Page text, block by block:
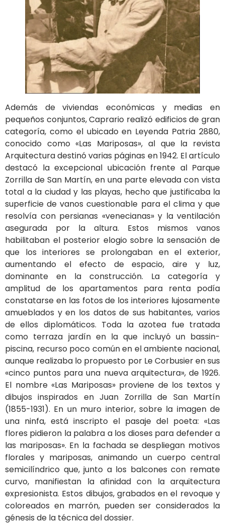
Además de viviendas económicas y medias en
pequeños conjuntos, Caprario realizó edificios de gran
categoría, como el ubicado en Leyenda Patria 2880,
conocido como «Las Mariposas», al que la revista
Arquitectura destinó varias páginas en 1942. El artículo
destacó la excepcional ubicación frente al Parque
Zorrilla de San Martín, en una parte elevada con vista
total a la ciudad y las playas, hecho que justificaba la
superficie de vanos cuestionable para el clima y que
resolvía con persianas «venecianas» y la ventilación
asegurada por la altura. Estos mismos vanos
habilitaban el posterior elogio sobre la sensación de
que los interiores se prolongaban en el exterior,
aumentando el efecto de espacio, aire y luz,
dominante en la construcción. La categoría y
amplitud de los apartamentos para renta podía
constatarse en las fotos de los interiores lujosamente
amueblados y en los datos de sus habitantes, varios
de ellos diplomáticos. Toda la azotea fue tratada
como terraza jardín en la que incluyó un bassin-
piscina, recurso poco común en el ambiente nacional,
aunque realizaba lo propuesto por Le Corbusier en sus
«cinco puntos para una nueva arquitectura», de 1926.
El nombre «Las Mariposas» proviene de los textos y
dibujos inspirados en Juan Zorrilla de San Martín
(1855-1931). En un muro interior, sobre la imagen de
una ninfa, está inscripto el pasaje del poeta: «Las
flores pidieron la palabra a los dioses para defender a
las mariposas». En la fachada se despliegan motivos
florales y mariposas, animando un cuerpo central
semicilíndrico que, junto a los balcones con remate
curvo, manifiestan la afinidad con la arquitectura
expresionista. Estos dibujos, grabados en el revoque y
coloreados en marrón, pueden ser considerados la
génesis de la técnica del dossier.